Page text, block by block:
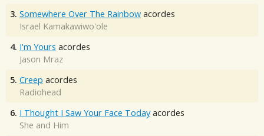
3. Somewhere Over The Rainbow acordes
Israel Kamakawiwo'ole
4. I'm Yours acordes
Jason Mraz
5. Creep acordes
Radiohead
6. I Thought I Saw Your Face Today acordes
She and Him